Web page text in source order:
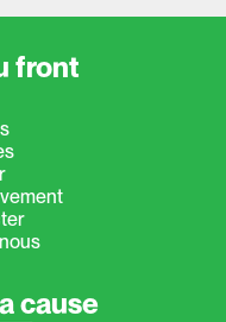
front
cause